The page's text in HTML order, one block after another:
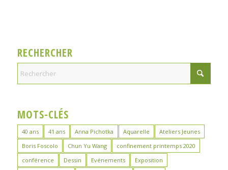
RECHERCHER
MOTS-CLÉS
40 ans 41 ans Anna Pichotka Aquarelle
Ateliers Jeunes
Boris Foscolo
Chun Yu Wang
confinement printemps 2020
conférence
Dessin Evénements
Exposition